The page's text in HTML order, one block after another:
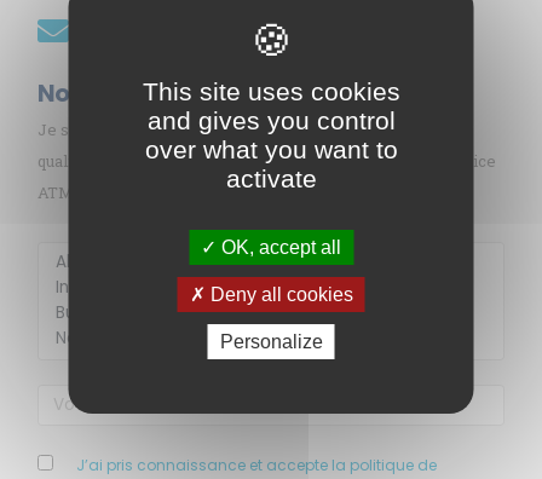
Restez informés
Nos abonnements
Je souhaite recevoir gratuitement les informations sur la
qualité de l’air en Martinique par mail (alerte pollution, indice
ATMO, sargasses, newsletter, etc.)
J’ai pris connaissance et accepte la politique de
Membre de Agréé par
This site uses cookies
and gives you control
over what you want to
activate
OK, accept all
Deny all cookies
Personalize